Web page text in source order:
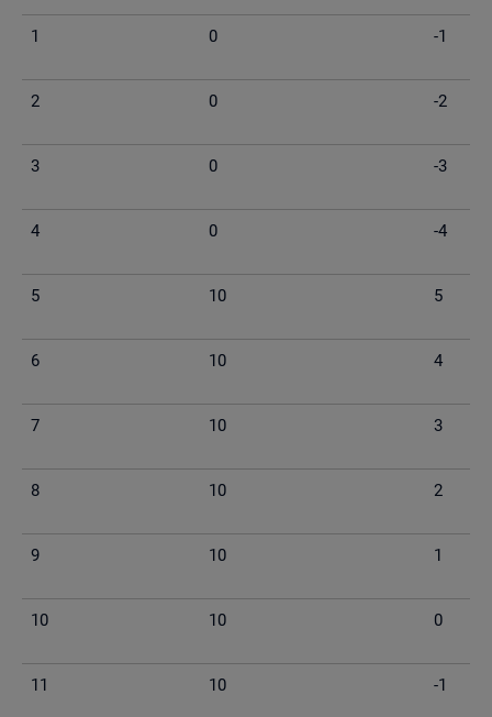
1 0 -1
2 0 -2
3 0 -3
4 0 -4
5 10 5
6 10 4
7 10 3
8 10 2
9 10 1
10 10 0
11 10 -1